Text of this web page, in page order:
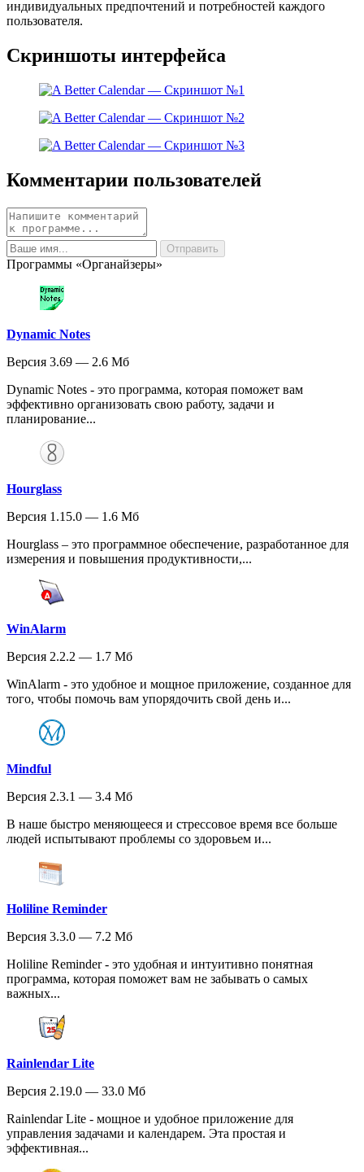
индивидуальных предпочтений и потребностей каждого
пользователя.
Скриншоты интерфейса
Комментарии пользователей
Программы «Органайзеры»
Dynamic Notes
Версия 3.69 — 2.6 Мб
Dynamic Notes - это программа, которая поможет вам
эффективно организовать свою работу, задачи и
планирование...
Hourglass
Версия 1.15.0 — 1.6 Мб
Hourglass – это программное обеспечение, разработанное для
измерения и повышения продуктивности,...
WinAlarm
Версия 2.2.2 — 1.7 Мб
WinAlarm - это удобное и мощное приложение, созданное для
того, чтобы помочь вам упорядочить свой день и...
Mindful
Версия 2.3.1 — 3.4 Мб
В наше быстро меняющееся и стрессовое время все больше
людей испытывают проблемы со здоровьем и...
Holiline Reminder
Версия 3.3.0 — 7.2 Мб
Holiline Reminder - это удобная и интуитивно понятная
программа, которая поможет вам не забывать о самых
важных...
Rainlendar Lite
Версия 2.19.0 — 33.0 Мб
Rainlendar Lite - мощное и удобное приложение для
управления задачами и календарем. Эта простая и
эффективная...